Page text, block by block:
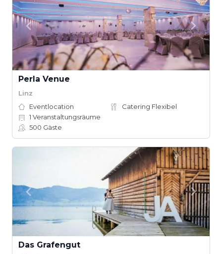
Perla Venue
Linz
Eventlocation
Catering Flexibel
1 Veranstaltungsräume
500 Gäste
Das Grafengut